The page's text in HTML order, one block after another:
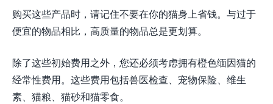
购买这些产品时，请记住不要在你的猫身上省钱。与过于
便宜的物品相比，高质量的物品总是更划算。
除了这些初始费用之外，您还必须考虑拥有橙色缅因猫的
经常性费用。这些费用包括兽医检查、宠物保险、维生
素、猫粮、猫砂和猫零食。